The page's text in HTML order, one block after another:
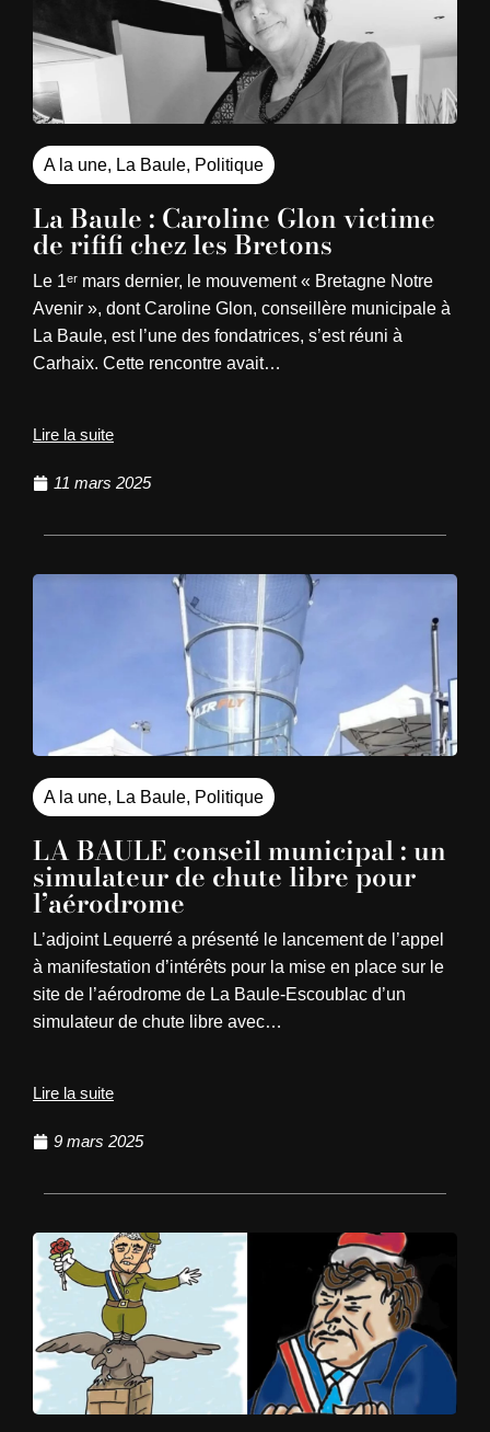
A la une, La Baule, Politique
La Baule : Caroline Glon victime
de rififi chez les Bretons
Le 1ᵉʳ mars dernier, le mouvement « Bretagne Notre
Avenir », dont Caroline Glon, conseillère municipale à
La Baule, est l’une des fondatrices, s’est réuni à
Carhaix. Cette rencontre avait…
Lire la suite
11 mars 2025
A la une, La Baule, Politique
LA BAULE conseil municipal : un
simulateur de chute libre pour
l’aérodrome
L’adjoint Lequerré a présenté le lancement de l’appel
à manifestation d’intérêts pour la mise en place sur le
site de l’aérodrome de La Baule-Escoublac d’un
simulateur de chute libre avec…
Lire la suite
9 mars 2025